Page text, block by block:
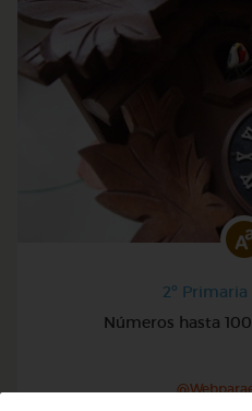
2º Primaria
Números hasta